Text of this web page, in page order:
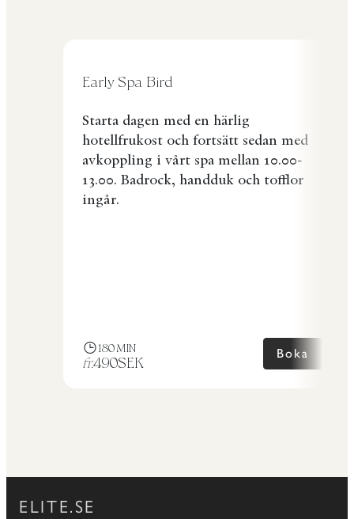
Early Spa Bird
Starta dagen med en härlig
hotellfrukost och fortsätt sedan med
avkoppling i vårt spa mellan 10.00-
13.00. Badrock, handduk och tofflor
ingår.
180MIN
fr.490SEK Boka
ELITE.SE